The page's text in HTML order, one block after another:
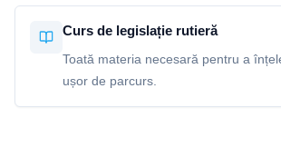
Curs de legislație rutieră
Toată materia necesară pentru a
ușor de parcurs.